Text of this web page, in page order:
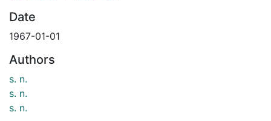
Date
1967-01-01
Authors
s. n.
s. n.
s. n.